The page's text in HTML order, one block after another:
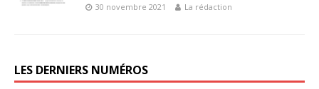
30 novembre 2021 La rédaction
LES DERNIERS NUMÉROS